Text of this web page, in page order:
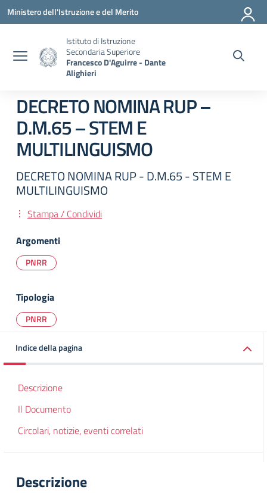
Vai ai contenuti
Vai al menu di navigazione
Vai al footer
Ministero dell'Istruzione e del Merito
Istituto di Istruzione
Secondaria Superiore
Francesco D'Aguirre - Dante
Alighieri
DECRETO NOMINA RUP –
D.M.65 – STEM E
MULTILINGUISMO
DECRETO NOMINA RUP - D.M.65 - STEM E
MULTILINGUISMO
Stampa / Condividi
Argomenti
PNRR
Tipologia
PNRR
Indice della pagina
Descrizione
Il Documento
Circolari, notizie, eventi correlati
Descrizione